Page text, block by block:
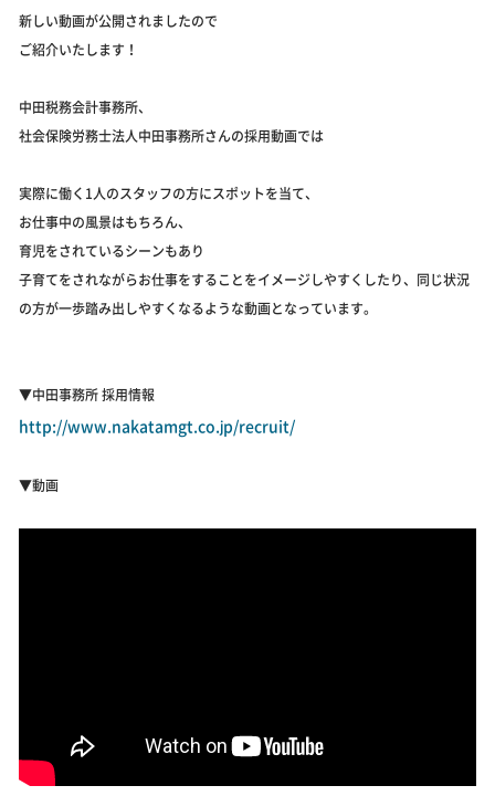
新しい動画が公開されましたので
ご紹介いたします！
中田税務会計事務所、
社会保険労務士法人中田事務所さんの採用動画では
実際に働く1人のスタッフの方にスポットを当て、
お仕事中の風景はもちろん、
育児をされているシーンもあり
子育てをされながらお仕事をすることをイメージしやすくしたり、同じ状況
の方が一歩踏み出しやすくなるような動画となっています。
▼中田事務所 採用情報
http://www.nakatamgt.co.jp/recruit/
▼動画